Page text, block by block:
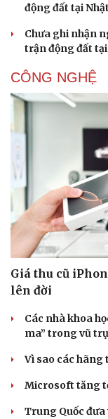
Sức khỏe
Cây thuốc
Nhi khoa
Làm đẹp - giảm cân
Phòng mạch online
Ăn sạch sống khỏe
động đất tại
Chưa ghi nhận
trận động đất
CÔNG NGHỆ
Giá thu cũ
lên đời
Các nhà khoa
ma” trong vũ trụ
Vì sao các hãng
Microsoft tăng
Trung Quốc đưa